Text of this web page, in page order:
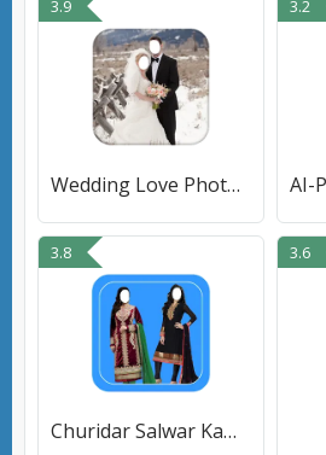
3.9
Wedding Love Photo Suit Frames
3.2
3.8
Churidar Salwar Kameez Photos
3.6